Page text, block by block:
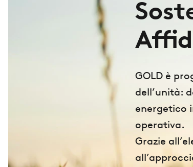
GOLD è
dell’unità:
energetico
operativa.​
Grazie